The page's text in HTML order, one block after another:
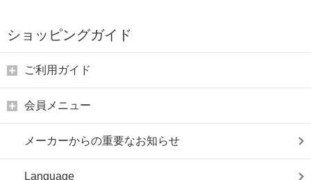
ショッピングガイド
ご利用ガイド
会員メニュー
メーカーからの重要なお知らせ
Language